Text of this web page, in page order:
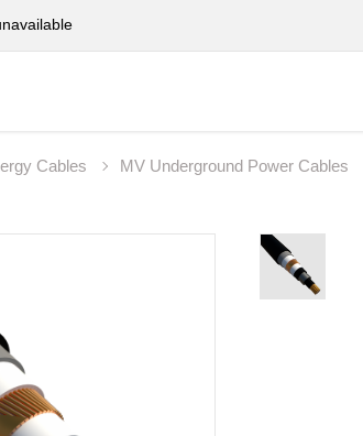
Cables MV Underground Power Cables